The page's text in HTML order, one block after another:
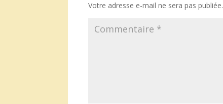
Votre adresse e-mail ne sera pas publiée.